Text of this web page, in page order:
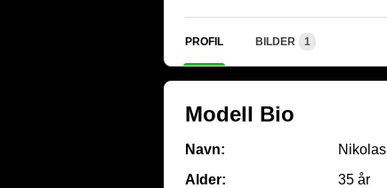
PROFIL BILDER 1
Modell Bio
Navn:
Nikolas
Alder:
35 år